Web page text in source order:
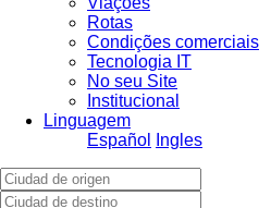
Rotas
Condições comerciais
Tecnologia IT
No seu Site
Institucional
Linguagem
Español
Ingles